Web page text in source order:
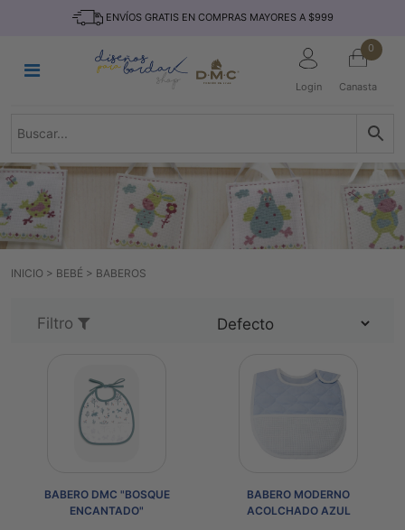
ENVÍOS GRATIS EN COMPRAS MAYORES A $999
Login
0
Canasta
TEJIDO
REVISTAS
TELAS
TEMÁTICO
MARCAS
DESCUENTOS
frecuentes
INICIO > BEBÉ > BABEROS
Filtro
BABERO DMC "BOSQUE
ENCANTADO"
BABERO MODERNO
ACOLCHADO AZUL